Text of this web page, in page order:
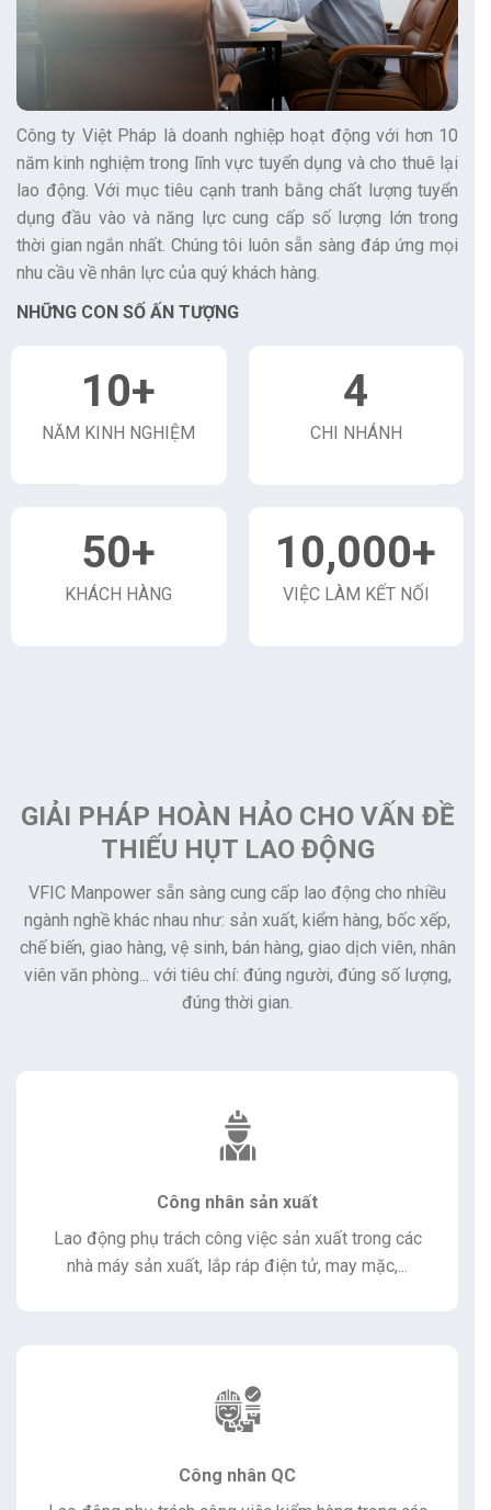
Công ty Việt Pháp là doanh nghiệp hoạt động với hơn 10
năm kinh nghiệm trong lĩnh vực tuyển dụng và cho thuê lại
lao động. Với mục tiêu cạnh tranh bằng chất lượng tuyển
dụng đầu vào và năng lực cung cấp số lượng lớn trong
thời gian ngắn nhất. Chúng tôi luôn sẵn sàng đáp ứng mọi
nhu cầu về nhân lực của quý khách hàng.
NHỮNG CON SỐ ẤN TƯỢNG
10+
NĂM KINH NGHIỆM
4
CHI NHÁNH
50+
KHÁCH HÀNG
10,000+
VIỆC LÀM KẾT NỐI
GIẢI PHÁP HOÀN HẢO CHO VẤN ĐỀ
THIẾU HỤT LAO ĐỘNG
VFIC Manpower sẵn sàng cung cấp lao động cho nhiều
ngành nghề khác nhau như: sản xuất, kiểm hàng, bốc xếp,
chế biến, giao hàng, vệ sinh, bán hàng, giao dịch viên, nhân
viên văn phòng... với tiêu chí: đúng người, đúng số lượng,
đúng thời gian.
Công nhân sản xuất
Lao động phụ trách công việc sản xuất trong các
nhà máy sản xuất, lắp ráp điện tử, may mặc,...
Công nhân QC